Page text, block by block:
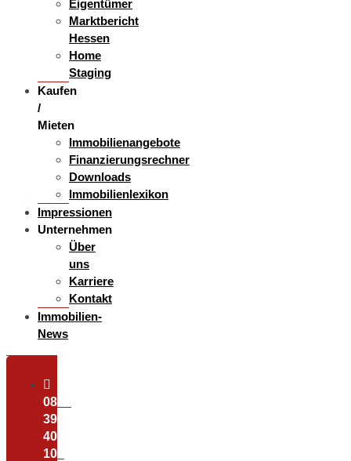
Eigentümer
Marktbericht
Hessen
Home
Staging
Kaufen
/
Mieten
Immobilienangebote
Finanzierungsrechner
Downloads
Immobilienlexikon
Impressionen
Unternehmen
Über
uns
Karriere
Kontakt
Immobilien-
News
0800
39
40
100